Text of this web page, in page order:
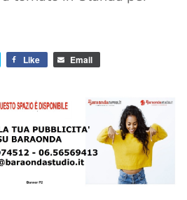
Like Email